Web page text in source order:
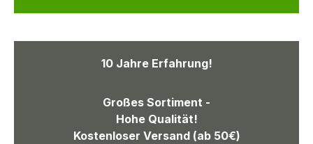
10 Jahre Erfahrung!
Großes Sortiment -
Hohe Qualität!
Kostenloser Versand (ab 50€)